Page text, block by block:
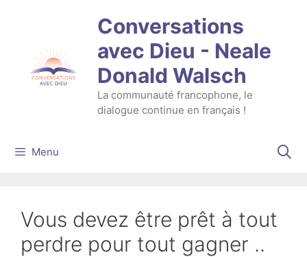
Conversations
avec Dieu - Neale
Donald Walsch
La communauté francophone, le
dialogue continue en français !
Menu
Vous devez être prêt à tout
perdre pour tout gagner ..